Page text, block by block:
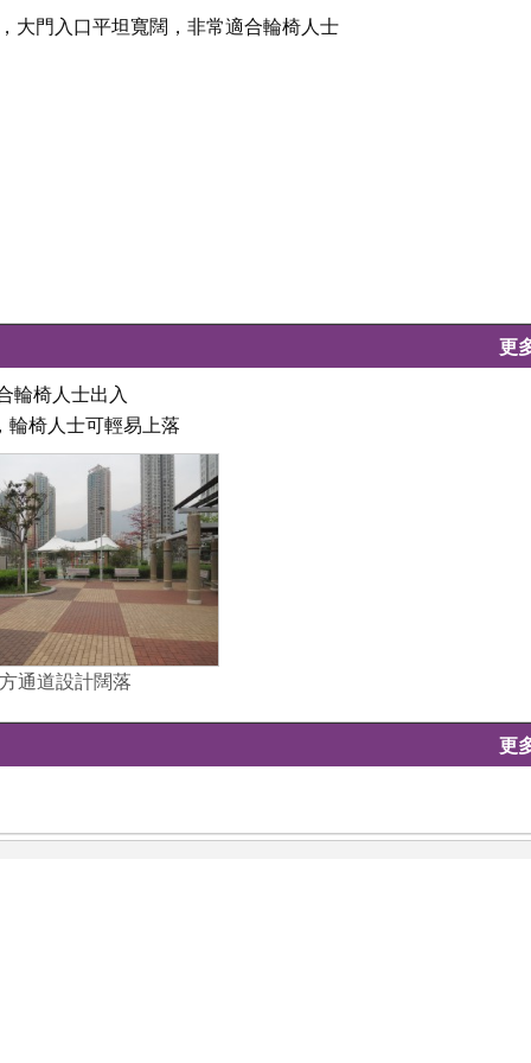
大門入口平坦寬闊，非常適合輪椅人士
更
輪椅人士出入
輪椅人士可輕易上落
通道設計闊落
更